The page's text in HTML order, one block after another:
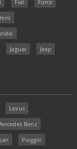
Fiat Force
Jaguar Jeep
Lexus
Benz
Piaggio